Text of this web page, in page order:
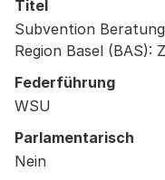
Titel
Subvention
Region Basel (BAS):
Federführung
WSU
Parlamentarisch
Nein